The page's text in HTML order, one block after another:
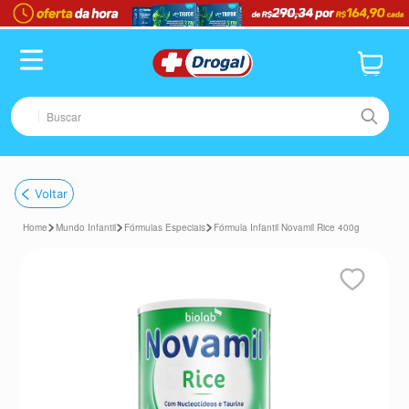
Buscar
1º fralda
2º pampers confort sec max
Voltar
Mundo Infantil Fórmulas Especiais Fórmula Infantil Novamil Rice 400g